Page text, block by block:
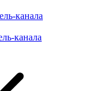
канала
канала